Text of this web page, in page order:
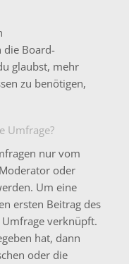
Board-
glaubst, mehr
zu benötigen,
Umfrage?
nur vom
oder
Um eine
ersten Beitrag des
verknüpft.
hat, dann
oder die